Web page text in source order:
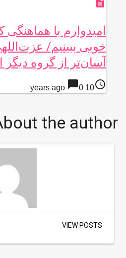
description
امیدوارم با
خوبی ببینیم/
آسان‌تر از گروه
access_time
10 years ago
chat_bubble0
the author
VIEW POSTS